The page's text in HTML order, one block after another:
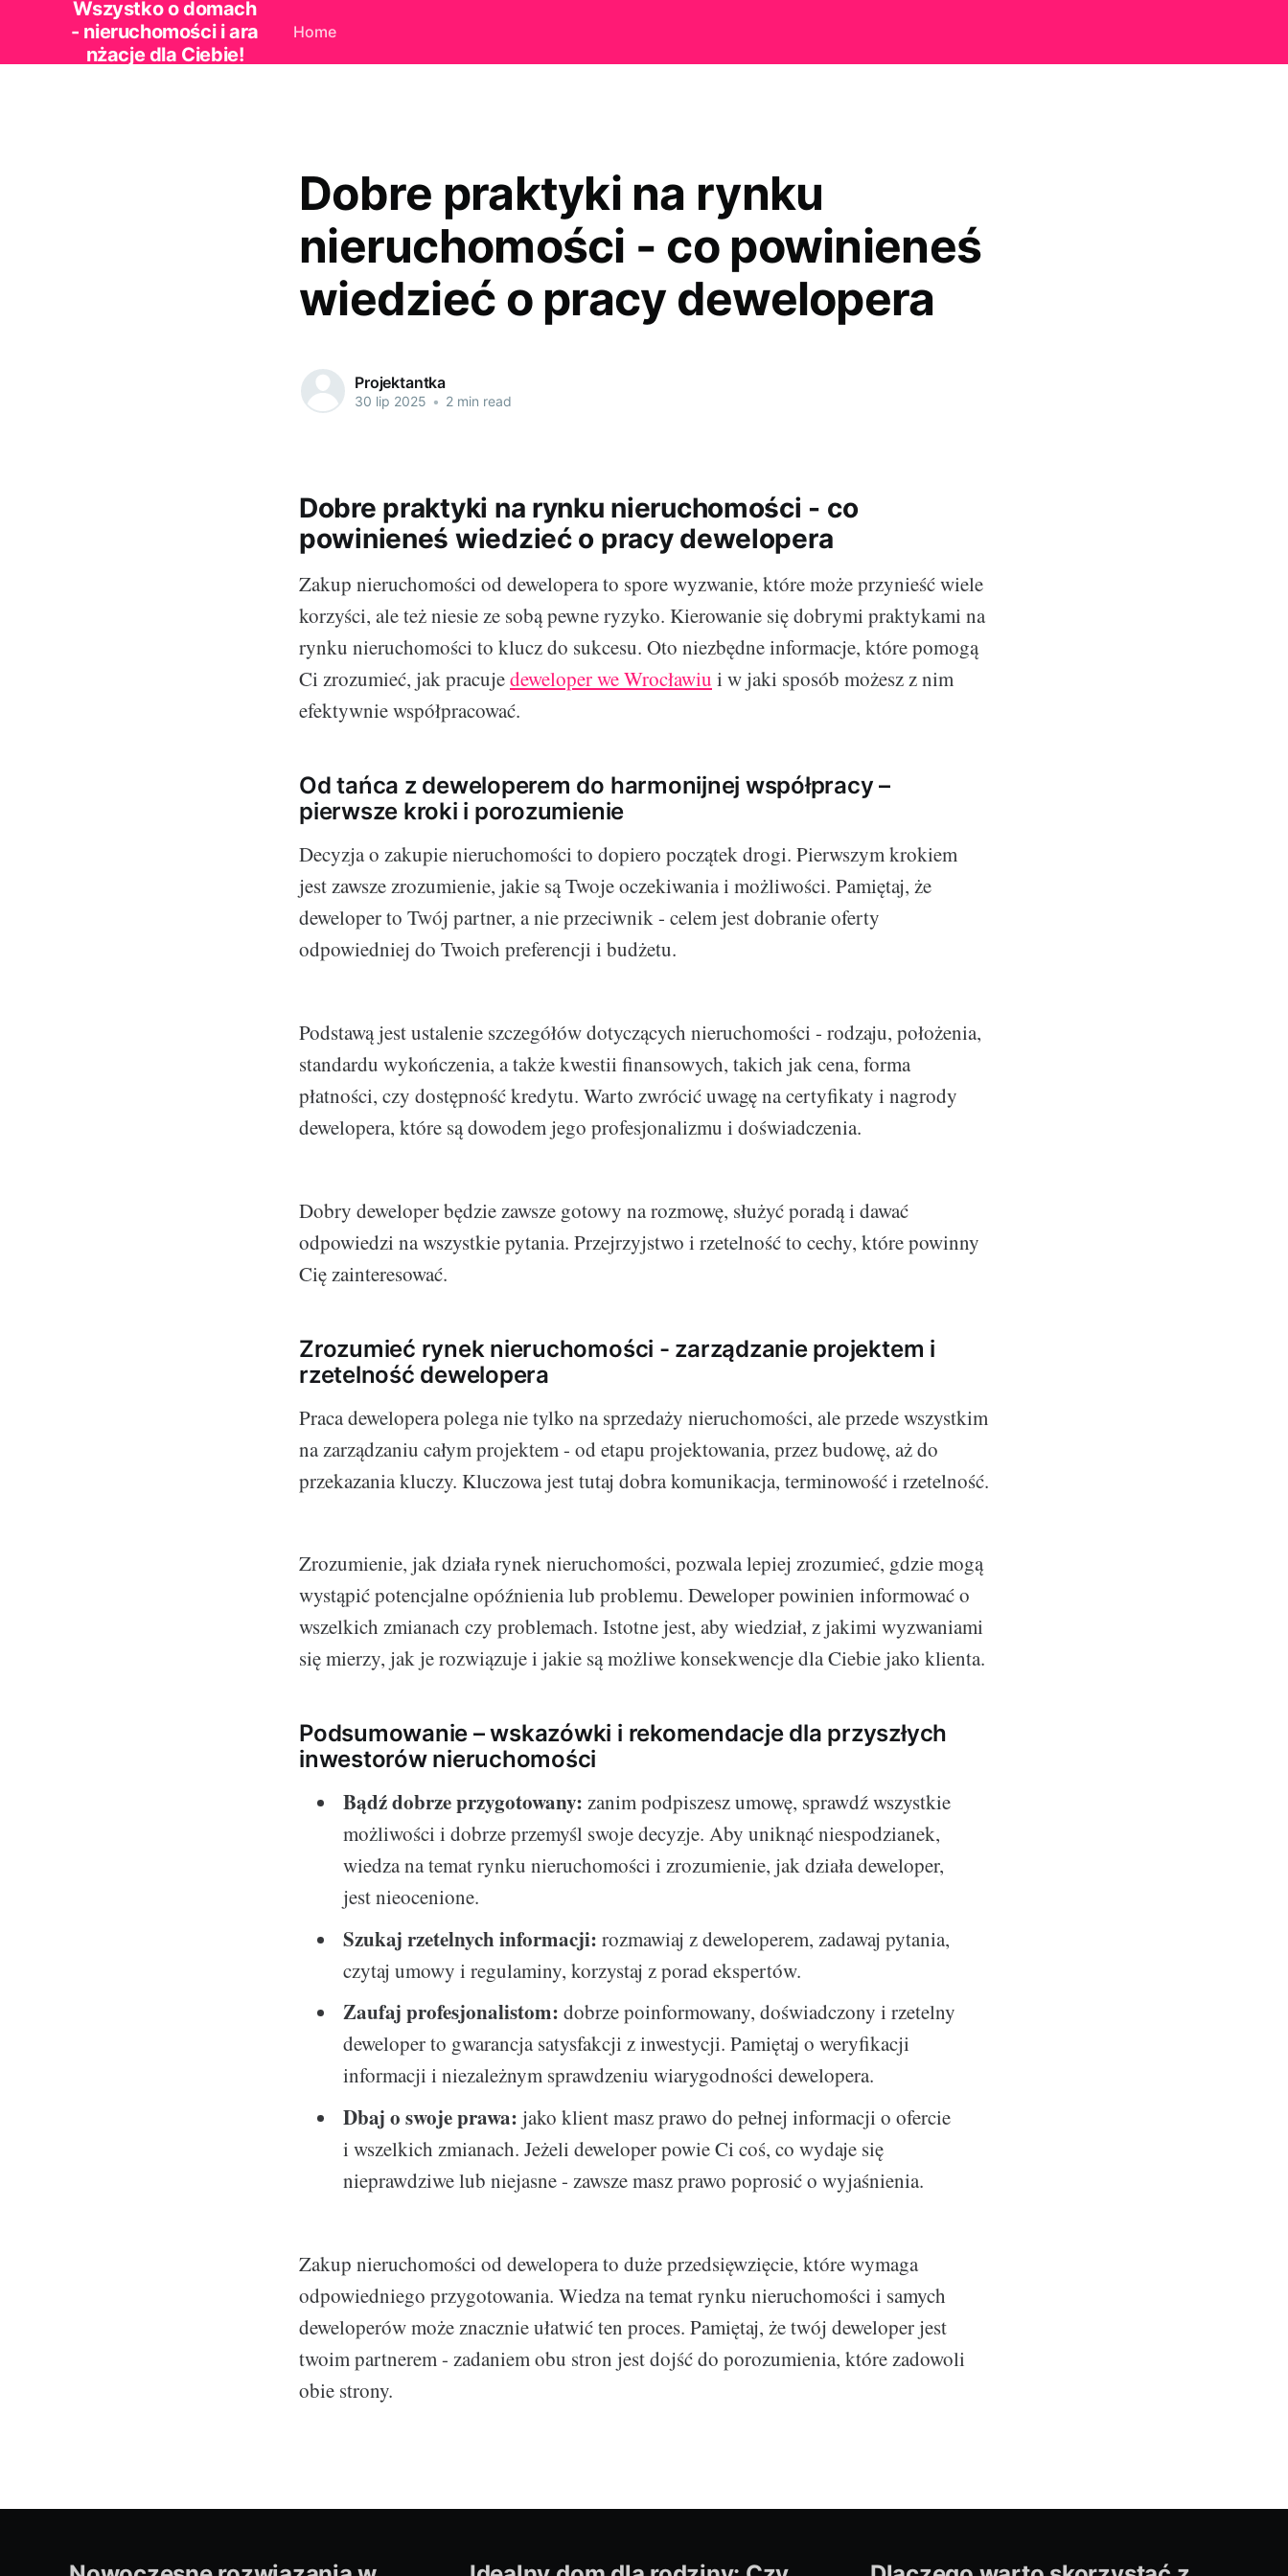
Wszystko o domach
- nieruchomości i ara
nżacje dla Ciebie!
Home
Dobre praktyki na rynku
nieruchomości - co powinieneś
wiedzieć o pracy dewelopera
Projektantka
30 lip 2025 • 2 min read
Dobre praktyki na rynku nieruchomości - co
powinieneś wiedzieć o pracy dewelopera
Zakup nieruchomości od dewelopera to spore wyzwanie, które może przynieść wiele
korzyści, ale też niesie ze sobą pewne ryzyko. Kierowanie się dobrymi praktykami na
rynku nieruchomości to klucz do sukcesu. Oto niezbędne informacje, które pomogą
Ci zrozumieć, jak pracujedeweloper we Wrocławiu i w jaki sposób możesz z nim
efektywnie współpracować.
Od tańca z deweloperem do harmonijnej współpracy –
pierwsze kroki i porozumienie
Decyzja o zakupie nieruchomości to dopiero początek drogi. Pierwszym krokiem
jest zawsze zrozumienie, jakie są Twoje oczekiwania i możliwości. Pamiętaj, że
deweloper to Twój partner, a nie przeciwnik - celem jest dobranie oferty
odpowiedniej do Twoich preferencji i budżetu.
Podstawą jest ustalenie szczegółów dotyczących nieruchomości - rodzaju, położenia,
standardu wykończenia, a także kwestii finansowych, takich jak cena, forma
płatności, czy dostępność kredytu. Warto zwrócić uwagę na certyfikaty i nagrody
dewelopera, które są dowodem jego profesjonalizmu i doświadczenia.
Dobry deweloper będzie zawsze gotowy na rozmowę, służyć poradą i dawać
odpowiedzi na wszystkie pytania. Przejrzyjstwo i rzetelność to cechy, które powinny
Cię zainteresować.
Zrozumieć rynek nieruchomości - zarządzanie projektem i
rzetelność dewelopera
Praca dewelopera polega nie tylko na sprzedaży nieruchomości, ale przede wszystkim
na zarządzaniu całym projektem - od etapu projektowania, przez budowę, aż do
przekazania kluczy. Kluczowa jest tutaj dobra komunikacja, terminowość i rzetelność.
Zrozumienie, jak działa rynek nieruchomości, pozwala lepiej zrozumieć, gdzie mogą
wystąpić potencjalne opóźnienia lub problemu. Deweloper powinien informować o
wszelkich zmianach czy problemach. Istotne jest, aby wiedział, z jakimi wyzwaniami
się mierzy, jak je rozwiązuje i jakie są możliwe konsekwencje dla Ciebie jako klienta.
Podsumowanie – wskazówki i rekomendacje dla przyszłych
inwestorów nieruchomości
Bądź dobrze przygotowany: zanim podpiszesz umowę, sprawdź wszystkie
możliwości i dobrze przemyśl swoje decyzje. Aby uniknąć niespodzianek,
wiedza na temat rynku nieruchomości i zrozumienie, jak działa deweloper,
jest nieocenione.
Szukaj rzetelnych informacji: rozmawiaj z deweloperem, zadawaj pytania,
czytaj umowy i regulaminy, korzystaj z porad ekspertów.
Zaufaj profesjonalistom: dobrze poinformowany, doświadczony i rzetelny
deweloper to gwarancja satysfakcji z inwestycji. Pamiętaj o weryfikacji
informacji i niezależnym sprawdzeniu wiarygodności dewelopera.
Dbaj o swoje prawa: jako klient masz prawo do pełnej informacji o ofercie
i wszelkich zmianach. Jeżeli deweloper powie Ci coś, co wydaje się
nieprawdziwe lub niejasne - zawsze masz prawo poprosić o wyjaśnienia.
Zakup nieruchomości od dewelopera to duże przedsięwzięcie, które wymaga
odpowiedniego przygotowania. Wiedza na temat rynku nieruchomości i samych
deweloperów może znacznie ułatwić ten proces. Pamiętaj, że twój deweloper jest
twoim partnerem - zadaniem obu stron jest dojść do porozumienia, które zadowoli
obie strony.